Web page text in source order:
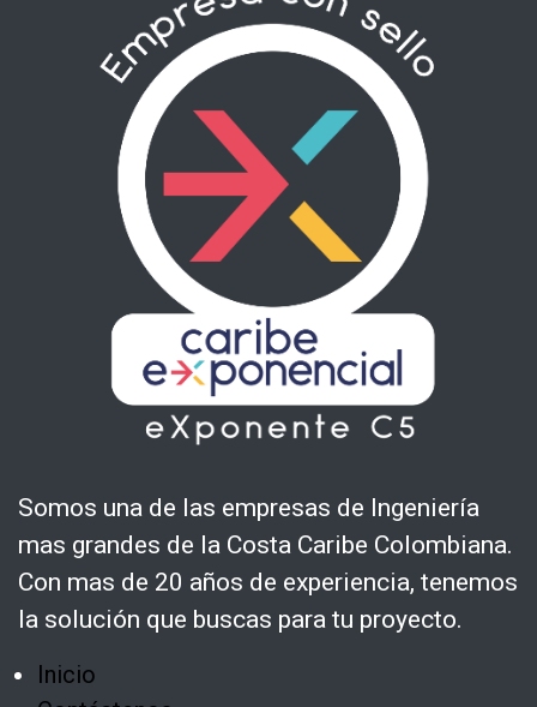
Somos una de las empresas de Ingeniería
mas grandes de la Costa Caribe Colombiana.
Con mas de 20 años de experiencia, tenemos
la solución que buscas para tu proyecto.
Inicio